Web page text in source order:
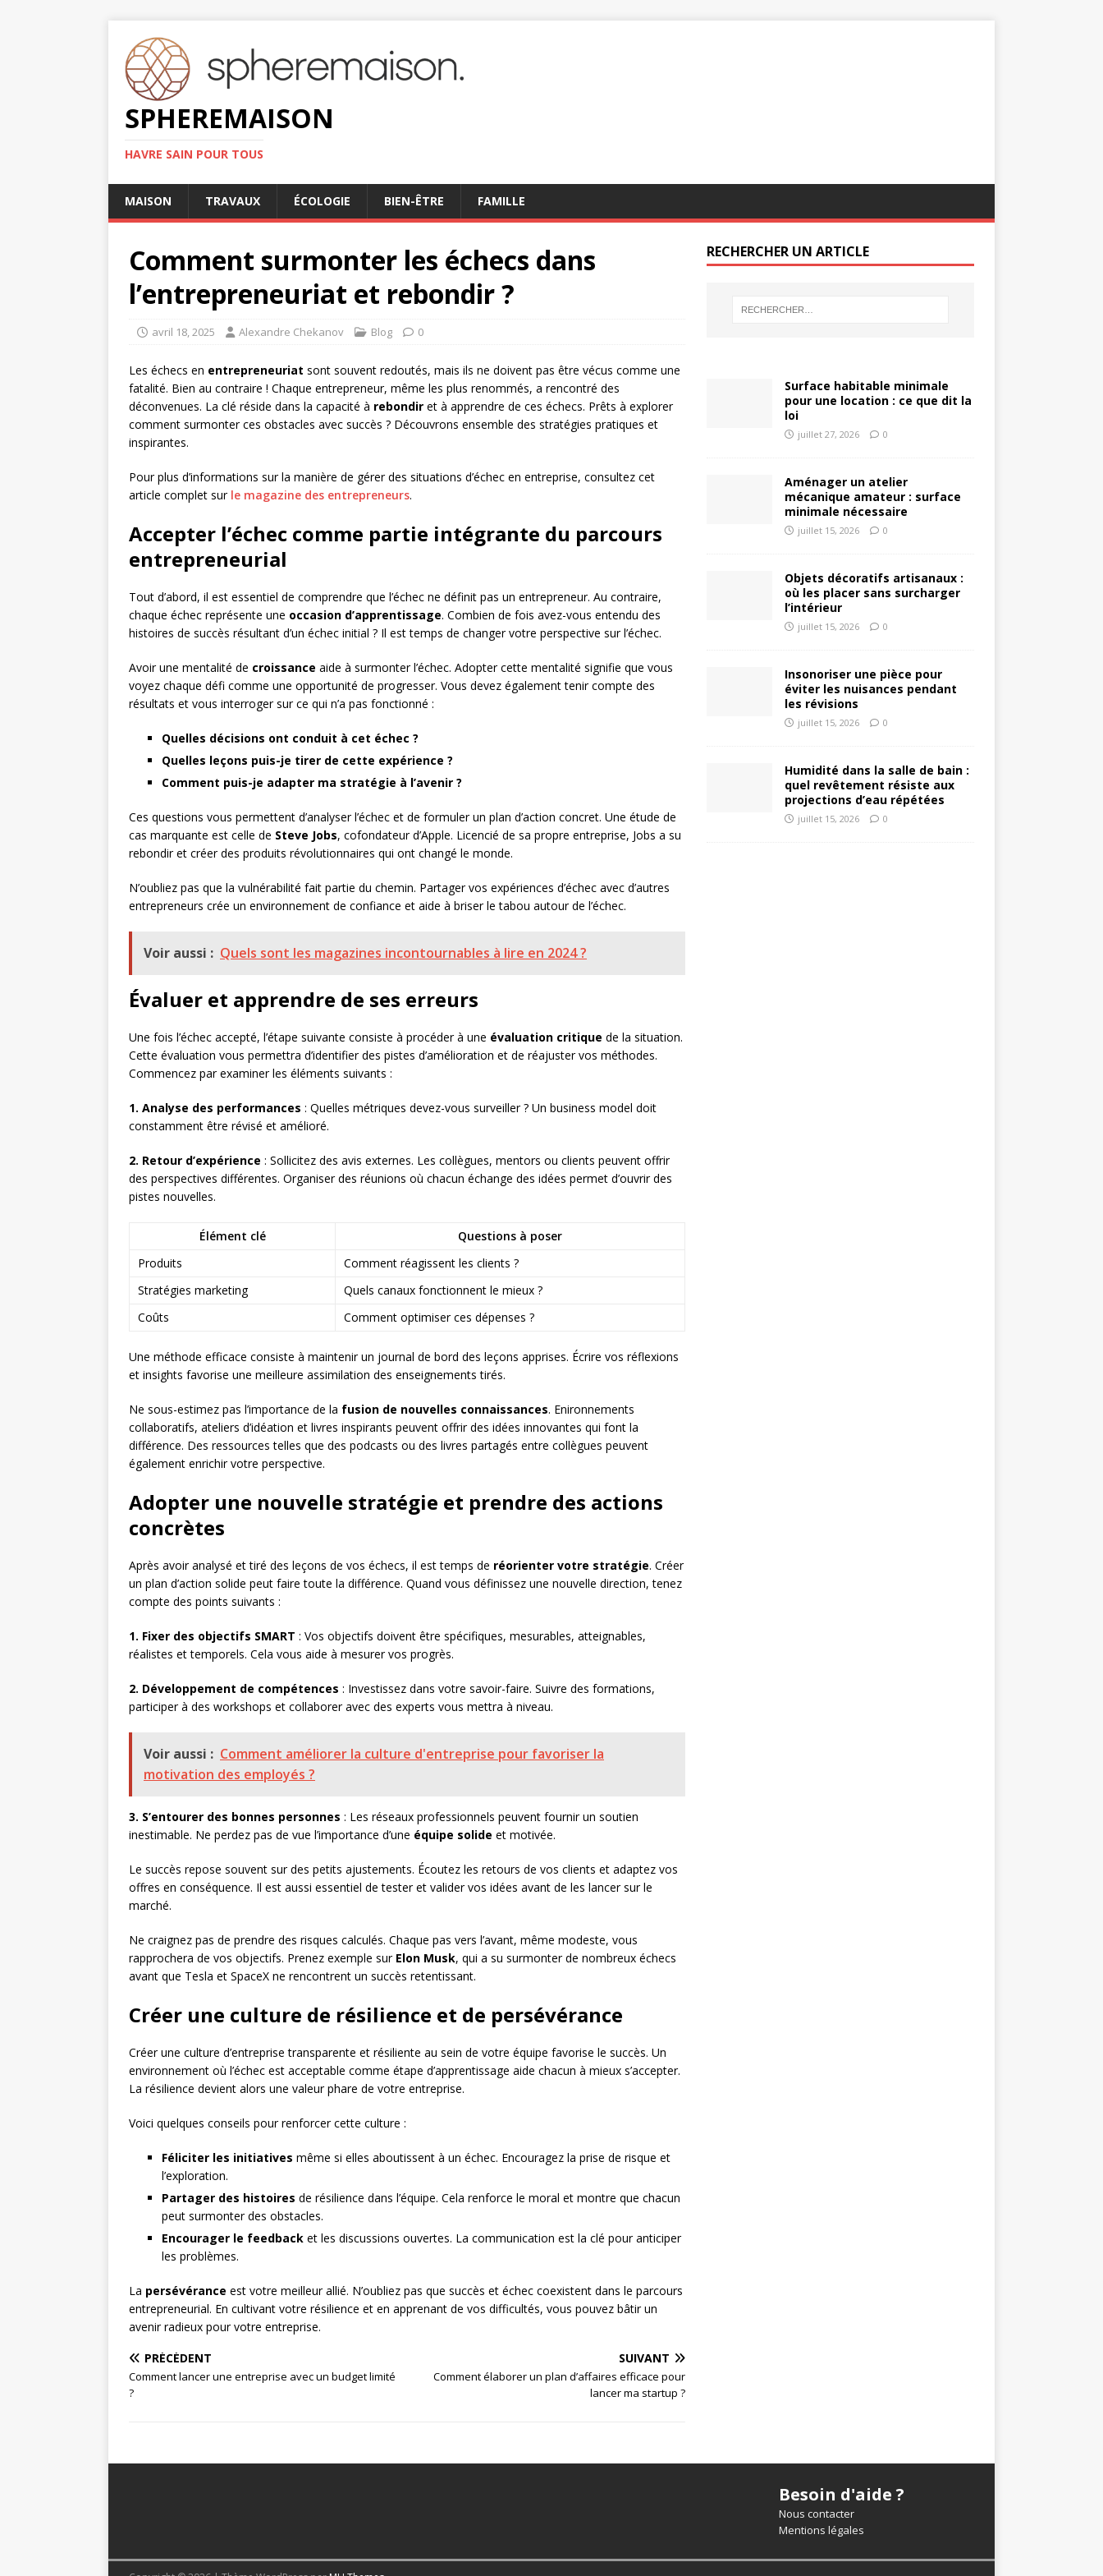
SPHEREMAISON
HAVRE SAIN POUR TOUS
MAISON TRAVAUX ÉCOLOGIE BIEN-ÊTRE FAMILLE
Comment surmonter les échecs dans
l’entrepreneuriat et rebondir ?
avril 18, 2025 Alexandre Chekanov Blog 0
Les échecs en entrepreneuriat sont souvent redoutés, mais ils ne doivent pas être vécus comme une
fatalité. Bien au contraire ! Chaque entrepreneur, même les plus renommés, a rencontré des
déconvenues. La clé réside dans la capacité à rebondir et à apprendre de ces échecs. Prêts à explorer
comment surmonter ces obstacles avec succès ? Découvrons ensemble des stratégies pratiques et
inspirantes.
Pour plus d’informations sur la manière de gérer des situations d’échec en entreprise, consultez cet
article complet sur le magazine des entrepreneurs.
Accepter l’échec comme partie intégrante du parcours
entrepreneurial
Tout d’abord, il est essentiel de comprendre que l’échec ne définit pas un entrepreneur. Au contraire,
chaque échec représente une occasion d’apprentissage. Combien de fois avez-vous entendu des
histoires de succès résultant d’un échec initial ? Il est temps de changer votre perspective sur l’échec.
Avoir une mentalité de croissance aide à surmonter l’échec. Adopter cette mentalité signifie que vous
voyez chaque défi comme une opportunité de progresser. Vous devez également tenir compte des
résultats et vous interroger sur ce qui n’a pas fonctionné :
Quelles décisions ont conduit à cet échec ?
Quelles leçons puis-je tirer de cette expérience ?
Comment puis-je adapter ma stratégie à l’avenir ?
Ces questions vous permettent d’analyser l’échec et de formuler un plan d’action concret. Une étude de
cas marquante est celle de Steve Jobs, cofondateur d’Apple. Licencié de sa propre entreprise, Jobs a su
rebondir et créer des produits révolutionnaires qui ont changé le monde.
N’oubliez pas que la vulnérabilité fait partie du chemin. Partager vos expériences d’échec avec d’autres
entrepreneurs crée un environnement de confiance et aide à briser le tabou autour de l’échec.
Voir aussi : Quels sont les magazines incontournables à lire en 2024 ?
Évaluer et apprendre de ses erreurs
Une fois l’échec accepté, l’étape suivante consiste à procéder à une évaluation critique de la situation.
Cette évaluation vous permettra d’identifier des pistes d’amélioration et de réajuster vos méthodes.
Commencez par examiner les éléments suivants :
1. Analyse des performances : Quelles métriques devez-vous surveiller ? Un business model doit
constamment être révisé et amélioré.
2. Retour d’expérience : Sollicitez des avis externes. Les collègues, mentors ou clients peuvent offrir
des perspectives différentes. Organiser des réunions où chacun échange des idées permet d’ouvrir des
pistes nouvelles.
Élément clé
Questions à poser
Produits
Comment réagissent les clients ?
Stratégies marketing
Quels canaux fonctionnent le mieux ?
Coûts
Comment optimiser ces dépenses ?
Une méthode efficace consiste à maintenir un journal de bord des leçons apprises. Écrire vos réflexions
et insights favorise une meilleure assimilation des enseignements tirés.
Ne sous-estimez pas l’importance de la fusion de nouvelles connaissances. Enironnements
collaboratifs, ateliers d’idéation et livres inspirants peuvent offrir des idées innovantes qui font la
différence. Des ressources telles que des podcasts ou des livres partagés entre collègues peuvent
également enrichir votre perspective.
Adopter une nouvelle stratégie et prendre des actions
concrètes
Après avoir analysé et tiré des leçons de vos échecs, il est temps de réorienter votre stratégie. Créer
un plan d’action solide peut faire toute la différence. Quand vous définissez une nouvelle direction, tenez
compte des points suivants :
1. Fixer des objectifs SMART : Vos objectifs doivent être spécifiques, mesurables, atteignables,
réalistes et temporels. Cela vous aide à mesurer vos progrès.
2. Développement de compétences : Investissez dans votre savoir-faire. Suivre des formations,
participer à des workshops et collaborer avec des experts vous mettra à niveau.
Voir aussi : Comment améliorer la culture d'entreprise pour favoriser la
motivation des employés ?
3. S’entourer des bonnes personnes : Les réseaux professionnels peuvent fournir un soutien
inestimable. Ne perdez pas de vue l’importance d’une équipe solide et motivée.
Le succès repose souvent sur des petits ajustements. Écoutez les retours de vos clients et adaptez vos
offres en conséquence. Il est aussi essentiel de tester et valider vos idées avant de les lancer sur le
marché.
Ne craignez pas de prendre des risques calculés. Chaque pas vers l’avant, même modeste, vous
rapprochera de vos objectifs. Prenez exemple sur Elon Musk, qui a su surmonter de nombreux échecs
avant que Tesla et SpaceX ne rencontrent un succès retentissant.
Créer une culture de résilience et de persévérance
Créer une culture d’entreprise transparente et résiliente au sein de votre équipe favorise le succès. Un
environnement où l’échec est acceptable comme étape d’apprentissage aide chacun à mieux s’accepter.
La résilience devient alors une valeur phare de votre entreprise.
Voici quelques conseils pour renforcer cette culture :
Féliciter les initiatives même si elles aboutissent à un échec. Encouragez la prise de risque et
l’exploration.
Partager des histoires de résilience dans l’équipe. Cela renforce le moral et montre que chacun
peut surmonter des obstacles.
Encourager le feedback et les discussions ouvertes. La communication est la clé pour anticiper
les problèmes.
La persévérance est votre meilleur allié. N’oubliez pas que succès et échec coexistent dans le parcours
entrepreneurial. En cultivant votre résilience et en apprenant de vos difficultés, vous pouvez bâtir un
avenir radieux pour votre entreprise.
PRÉCÉDENT
Comment lancer une entreprise avec un budget limité
?
SUIVANT
Comment élaborer un plan d’affaires efficace pour
lancer ma startup ?
RECHERCHER UN ARTICLE
Surface habitable minimale
pour une location : ce que dit la
loi
juillet 27, 2026 0
Aménager un atelier
mécanique amateur : surface
minimale nécessaire
juillet 15, 2026 0
Objets décoratifs artisanaux :
où les placer sans surcharger
l’intérieur
juillet 15, 2026 0
Insonoriser une pièce pour
éviter les nuisances pendant
les révisions
juillet 15, 2026 0
Humidité dans la salle de bain :
quel revêtement résiste aux
projections d’eau répétées
juillet 15, 2026 0
Besoin d'aide ?
Nous contacter
Mentions légales